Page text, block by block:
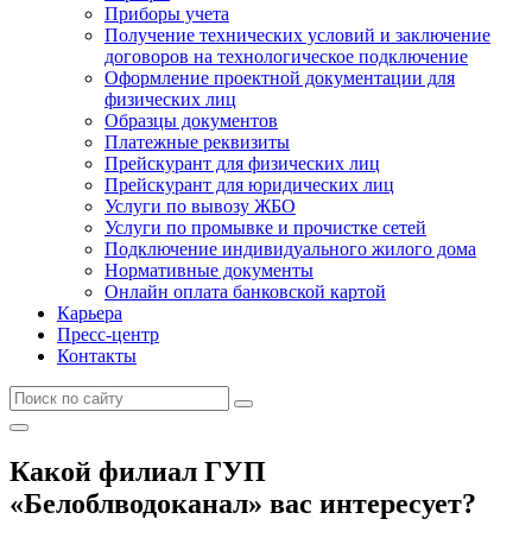
Приборы учета
Получение технических условий и заключение
договоров на технологическое подключение
Оформление проектной документации для
физических лиц
Образцы документов
Платежные реквизиты
Прейскурант для физических лиц
Прейскурант для юридических лиц
Услуги по вывозу ЖБО
Услуги по промывке и прочистке сетей
Подключение индивидуального жилого дома
Нормативные документы
Онлайн оплата банковской картой
Карьера
Пресс-центр
Контакты
Какой филиал ГУП
«Белоблводоканал» вас интересует?